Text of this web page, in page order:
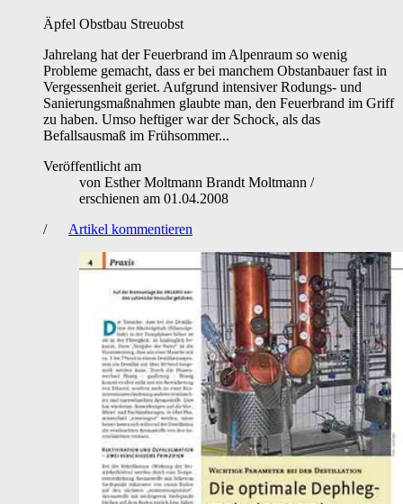
Äpfel Obstbau Streuobst
Jahrelang hat der Feuerbrand im Alpenraum so wenig
Probleme gemacht, dass er bei manchem Obstanbauer fast in
Vergessenheit geriet. Aufgrund intensiver Rodungs- und
Sanierungsmaßnahmen glaubte man, den Feuerbrand im Griff
zu haben. Umso heftiger war der Schock, als das
Befallsausmaß im Frühsommer...
Veröffentlicht am
von Esther Moltmann Brandt Moltmann /
erschienen am 01.04.2008
/
Artikel kommentieren